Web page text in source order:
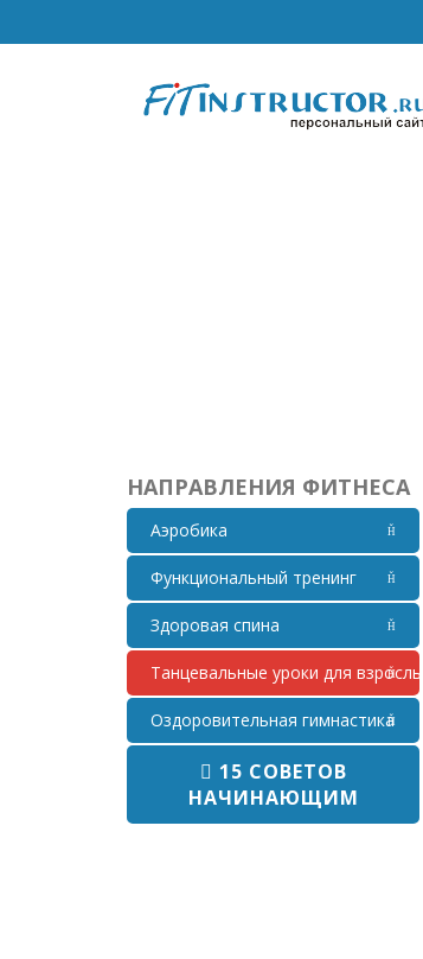
НАПРАВЛЕНИЯ ФИТНЕСА
Аэробика
Функциональный тренинг
Здоровая спина
Танцевальные уроки для взрослых
Оздоровительная гимнастика
15 СОВЕТОВ
НАЧИНАЮЩИМ